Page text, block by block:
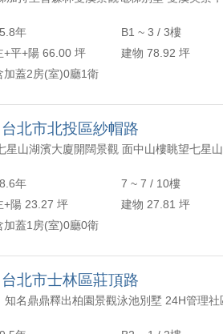
年
B1 ~ 3 / 3樓
+平+陽 66.00 坪
建物 78.92 坪
加蓋2房(室)0廳1衛
北市北投區紗帽路
星山湖濱大廈開闊景觀 面中山樓眺望七星山
年
7 ~ 7 / 10樓
+陽 23.27 坪
建物 27.81 坪
加蓋1房(室)0廳0衛
北市士林區莊頂路